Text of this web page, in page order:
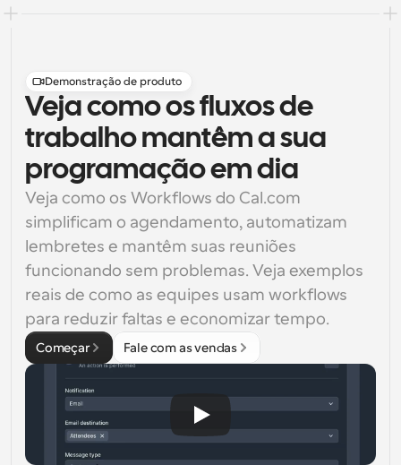
Demonstração de produto
Veja como os fluxos de
trabalho mantêm a sua
programação em dia
Veja como os Workflows do Cal.com
simplificam o agendamento, automatizam
lembretes e mantêm suas reuniões
funcionando sem problemas. Veja exemplos
reais de como as equipes usam workflows
para reduzir faltas e economizar tempo.
Começar Fale com as vendas